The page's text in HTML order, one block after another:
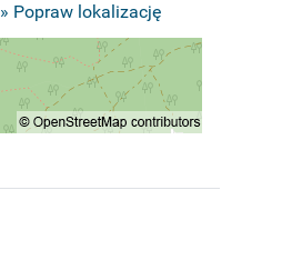
» Popraw lokalizację